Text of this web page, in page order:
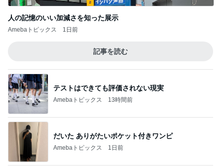
人の記憶のいい加減さを知った展示
Amebaトピックス 1日前
記事を読む
テストはできても評価されない現実
Amebaトピックス 13時間前
だいた ありがたいポケット付きワンピ
Amebaトピックス 1日前